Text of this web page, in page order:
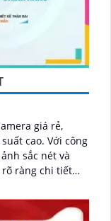
giá rẻ,
Với công
sắc nét và
ràng chi tiết